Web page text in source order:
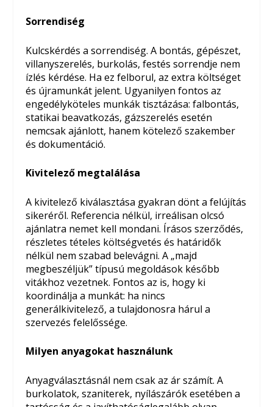
Sorrendiség
Kulcskérdés a sorrendiség. A bontás, gépészet,
villanyszerelés, burkolás, festés sorrendje nem
ízlés kérdése. Ha ez felborul, az extra költséget
és újramunkát jelent. Ugyanilyen fontos az
engedélyköteles munkák tisztázása: falbontás,
statikai beavatkozás, gázszerelés esetén
nemcsak ajánlott, hanem kötelező szakember
és dokumentáció.
Kivitelező megtalálása
A kivitelező kiválasztása gyakran dönt a felújítás
sikeréről. Referencia nélkül, irreálisan olcsó
ajánlatra nemet kell mondani. Írásos szerződés,
részletes tételes költségvetés és határidők
nélkül nem szabad belevágni. A „majd
megbeszéljük” típusú megoldások később
vitákhoz vezetnek. Fontos az is, hogy ki
koordinálja a munkát: ha nincs
generálkivitelező, a tulajdonosra hárul a
szervezés felelőssége.
Milyen anyagokat használunk
Anyagválasztásnál nem csak az ár számít. A
burkolatok, szaniterek, nyílászárók esetében a